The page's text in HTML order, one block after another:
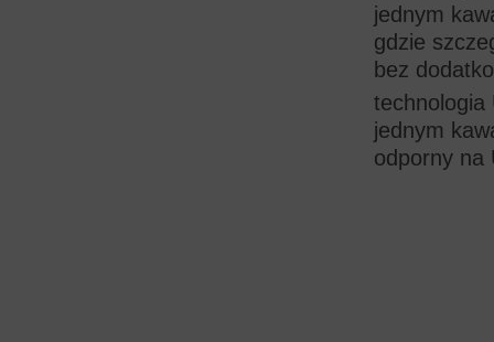
jednym
gdzie
bez
technologia
jednym
odporny na